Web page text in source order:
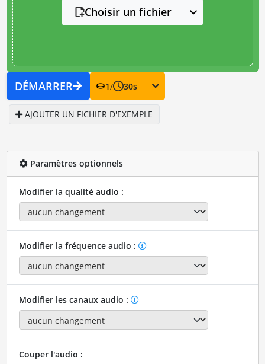
Choisir un fichier
DÉMARRER 1/ 30s
AJOUTER UN FICHIER D'EXEMPLE
Paramètres optionnels
Modifier la qualité audio :
Modifier la fréquence audio :
Modifier les canaux audio :
Couper l'audio :